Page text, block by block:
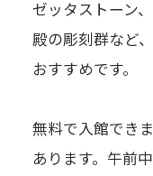
ゼッタストーン
殿の彫刻群など
おすすめです。
無料で入館でき
あります。午前